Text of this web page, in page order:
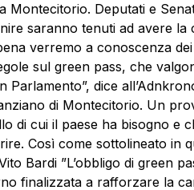
Montecitorio. Deputati e
saranno tenuti ad avere la
verremo a conoscenza
sul green pass, che
Parlamento”, dice
di Montecitorio. Un
di cui il paese ha bisogno e
Così come sottolineato in
Bardi ”L’obbligo di green
finalizzata a rafforzare la